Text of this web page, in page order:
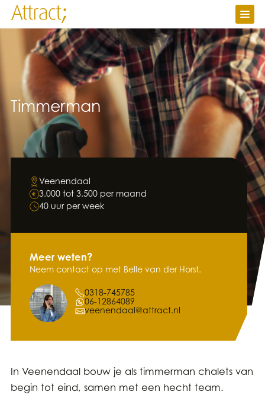
Vacatures
Ik zoek werk
Ik zoek personeel
Over Attract
Contact
Werken bij
Nieuws
Timmerman
Veenendaal
3.000 tot 3.500 per maand
40 uur per week
Meer weten?
Neem contact op met Belle van der Horst.
0318-745785
06-12864089
veenendaal@attract.nl
In Veenendaal bouw je als timmerman chalets van
begin tot eind, samen met een hecht team.